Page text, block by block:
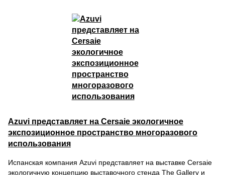
Azuvi представляет на Cersaie экологичное
экспозиционное пространство многоразового
использования
Испанская компания Azuvi представляет на выставке Cersaie
экологичную концепцию выставочного стенда The Gallery и